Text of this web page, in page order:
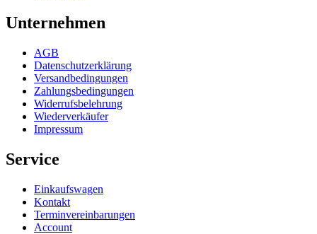
Unternehmen
AGB
Datenschutzerklärung
Versandbedingungen
Zahlungsbedingungen
Widerrufsbelehrung
Wiederverkäufer
Impressum
Service
Einkaufswagen
Kontakt
Terminvereinbarungen
Account